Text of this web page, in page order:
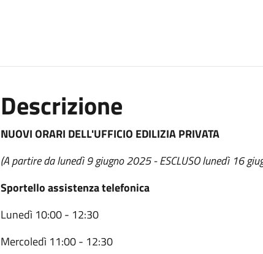
Descrizione
NUOVI ORARI DELL'UFFICIO EDILIZIA PRIVATA
(A partire da lunedì 9 giugno 2025 - ESCLUSO lunedì 16
Sportello assistenza telefonica
Lunedì 10:00 - 12:30
Mercoledì 11:00 - 12:30